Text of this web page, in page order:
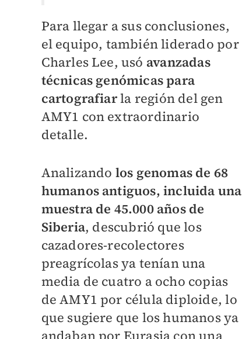
Para llegar a sus conclusiones,
el equipo, también liderado por
Charles Lee, usó avanzadas
técnicas genómicas para
cartografiarla región del gen
AMY1 con extraordinario
detalle.
Analizando los genomas de 68
humanos antiguos, incluida una
muestra de 45.000 años de
Siberia, descubrió que los
cazadores-recolectores
preagrícolas ya tenían una
media de cuatro a ocho copias
de AMY1 por célula diploide, lo
que sugiere que los humanos ya